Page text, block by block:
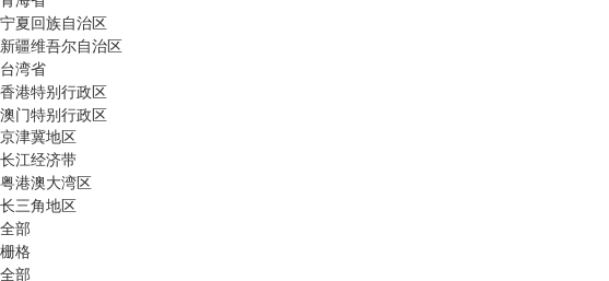
宁夏回族自治区
新疆维吾尔自治区
台湾省
香港特别行政区
澳门特别行政区
京津冀地区
长江经济带
粤港澳大湾区
长三角地区
全部
栅格
全部